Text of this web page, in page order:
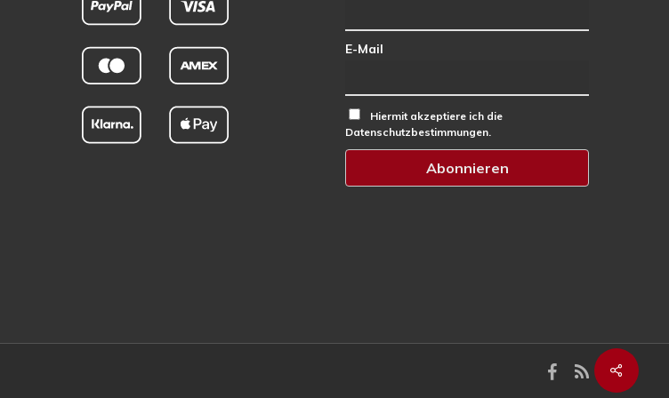
E-Mail
Hiermit akzeptiere ich die
Datenschutzbestimmungen.
facebook
RSS